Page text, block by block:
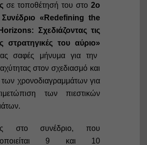
σε τοποθέτησή του στο2ο
Συνέδριο «Redefining the
Σχεδιάζοντας τις
στρατηγικές του αύριο»
σαφές μήνυμα για την
στον σχεδιασμό και
χρονοδιαγραμμάτων για
των πιεστικών
στο συνέδριο, που
9 και 10